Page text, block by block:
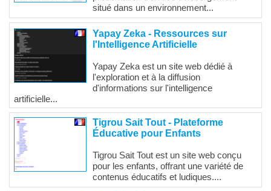
situé dans un environnement...
Yapay Zeka - Ressources sur
l'Intelligence Artificielle
Yapay Zeka est un site web dédié à
l'exploration et à la diffusion
d'informations sur l'intelligence
artificielle...
Tigrou Sait Tout - Plateforme
Éducative pour Enfants
Tigrou Sait Tout est un site web conçu
pour les enfants, offrant une variété de
contenus éducatifs et ludiques....